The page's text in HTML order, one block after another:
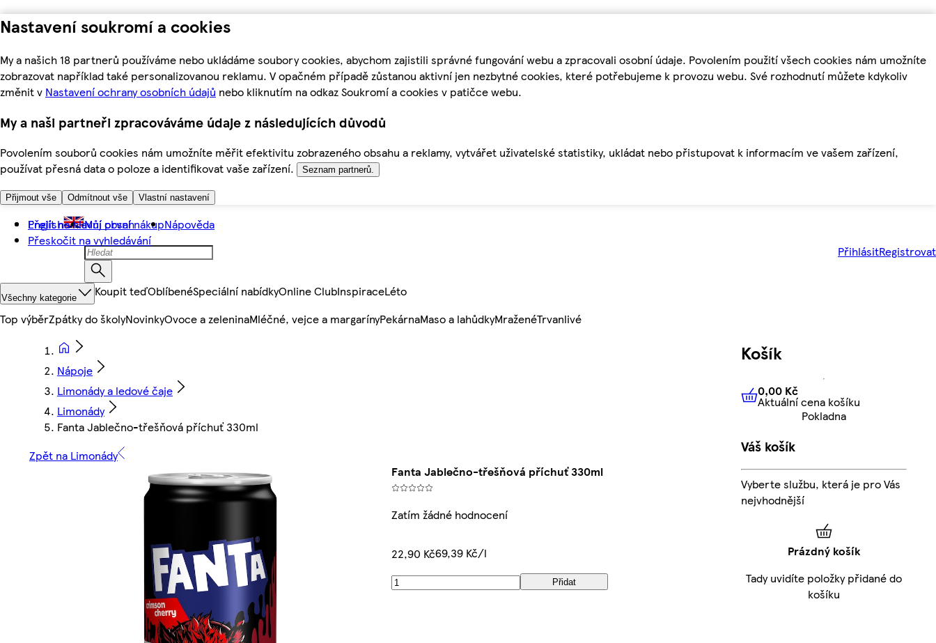
Nastavení soukromí a cookies
My a našich 18 partnerů používáme nebo ukládáme soubory cookies, abychom zajistili správné fungování webu a zpracovali osobní údaje. Povolením použití všech cookies nám umožníte
zobrazovat například také personalizovanou reklamu. V opačném případě zůstanou aktivní jen nezbytné cookies, které potřebujeme k provozu webu. Své rozhodnutí můžete kdykoliv
změnit v Nastavení ochrany osobních údajů nebo kliknutím na odkaz Soukromí a cookies v patičce webu.
My a naši partneři zpracováváme údaje z následujících důvodů
Povolením souborů cookies nám umožníte měřit efektivitu zobrazeného obsahu a reklamy, vytvářet uživatelské statistiky, ukládat nebo přistupovat k informacím ve vašem zařízení,
používat přesná data o poloze a identifikovat vaše zařízení.
Seznam partnerů.
Přijmout vše Odmítnout vše Vlastní nastavení
Přejít na hlavní obsah
Přeskočit na vyhledávání
English Můj první nákupNápověda
PřihlásitRegistrovat
Všechny kategorie Koupit teďOblíbenéSpeciální nabídkyOnline ClubInspiraceLéto
Top výběrZpátky do školyNovinkyOvoce a zeleninaMléčné, vejce a margarínyPekárnaMaso a lahůdkyMraženéTrvanlivé
Nápoje
Limonády a ledové čaje
Limonády
Fanta Jablečno-třešňová příchuť 330ml
Zpět na Limonády
Fanta Jablečno-třešňová příchuť 330ml
Zatím žádné hodnocení
22,90 Kč69,39 Kč/l
Přidat
Košík
0,00 KčAktuální cena košíku
0,00 Kč
Aktuální cena košíku
Pokladna
Váš košík
Vyberte službu, která je pro Vás
nejvhodnější
Prázdný košík
Tady uvidíte položky přidané do
košíku